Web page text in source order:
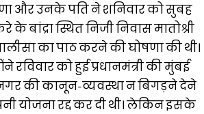
और उनके पति ने शनिवार को सुबह
के बांद्रा स्थित निजी निवास मातोश्री
का पाठ करने की घोषणा की थी।
रविवार को हुई प्रधानमंत्री की मुंबई
की कानून-व्यवस्था न बिगड़ने देने
योजना रद्द कर दी थी। लेकिन इसके